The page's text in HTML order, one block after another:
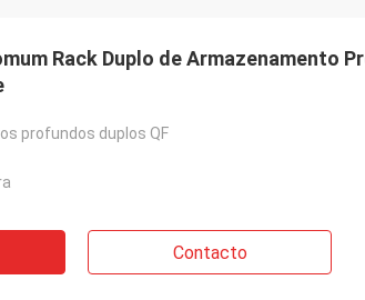
Rack Duplo de Armazenamento
profundos duplos QF
Contacto